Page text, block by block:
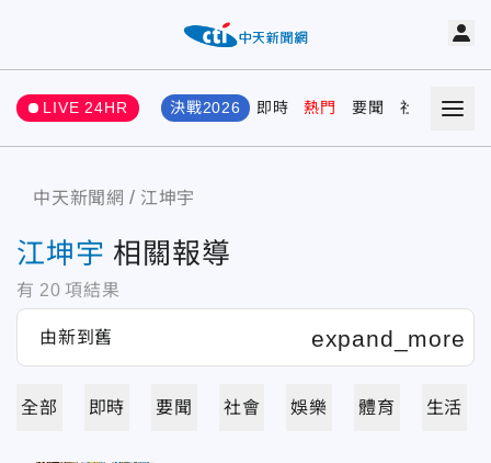
LIVE 24HR 決戰2026 即時 熱門 要聞 社會 娛樂
中天新聞網 江坤宇
江坤宇 相關報導
有 20 項結果
全部 即時 要聞 社會 娛樂 體育 生活